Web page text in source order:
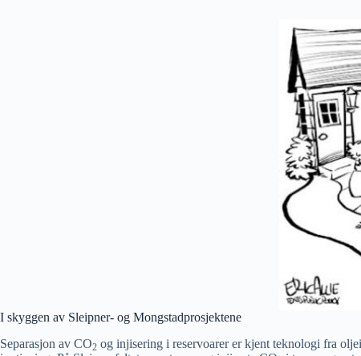
I skyggen av Sleipner- og Mongstadprosjektene
Separasjon av CO2 og injisering i reservoarer er kjent teknologi fra